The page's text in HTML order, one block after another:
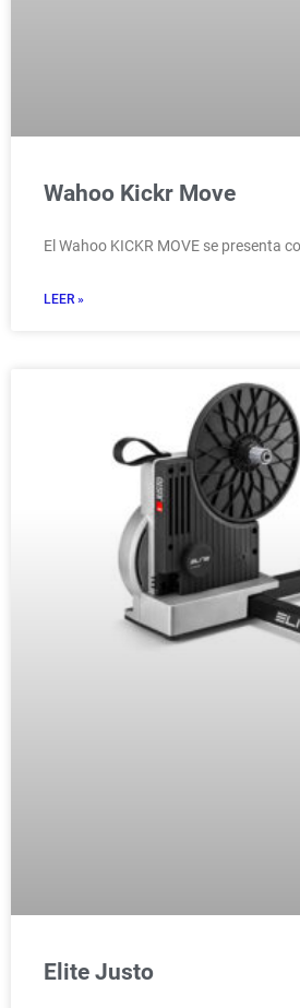
Wahoo Kickr Move
El Wahoo KICKR MOVE se presenta
LEER »
Elite Justo